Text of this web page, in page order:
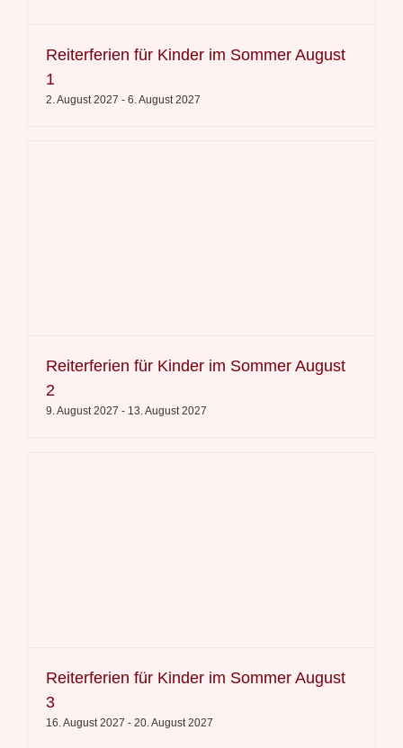
Reiterferien für Kinder im Sommer August
1
2. August 2027 - 6. August 2027
Reiterferien für Kinder im Sommer August
2
9. August 2027 - 13. August 2027
Reiterferien für Kinder im Sommer August
3
16. August 2027 - 20. August 2027